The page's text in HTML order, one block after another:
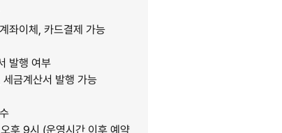
좌이체, 카드결제 가능
발행 여부
세금계산서 발행 가능
후 9시 (운영시간 이후 예약